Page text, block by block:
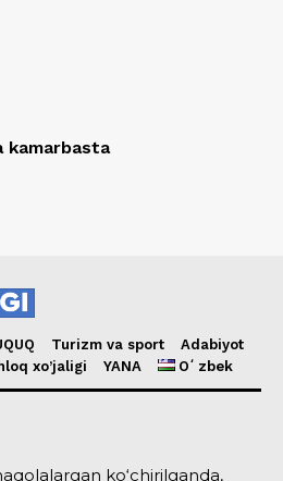
kamarbasta
Turizm va sport
Adabiyot
xo’jaligi YANA Oʻzbek
ko‘chirilganda,